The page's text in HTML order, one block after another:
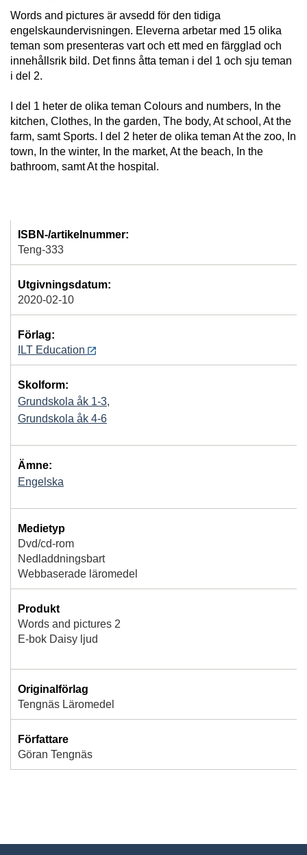
Words and pictures är avsedd för den tidiga
engelskaundervisningen. Eleverna arbetar med 15 olika
teman som presenteras vart och ett med en färgglad och
innehållsrik bild. Det finns åtta teman i del 1 och sju teman
i del 2.
I del 1 heter de olika teman Colours and numbers, In the
kitchen, Clothes, In the garden, The body, At school, At the
farm, samt Sports.
I del 2 heter de olika teman At the zoo, In
town, In the winter, In the market, At the beach, In the
bathroom, samt At the hospital.
ISBN-/artikelnummer:
Teng-333
Utgivningsdatum:
2020-02-10
Förlag:
ILT Education
Skolform:
Grundskola åk 1-3,
Grundskola åk 4-6
Ämne:
Engelska
Medietyp
Dvd/cd-rom
Nedladdningsbart
Webbaserade läromedel
Produkt
Words and pictures 2
E-bok Daisy ljud
Originalförlag
Tengnäs Läromedel
Författare
Göran Tengnäs